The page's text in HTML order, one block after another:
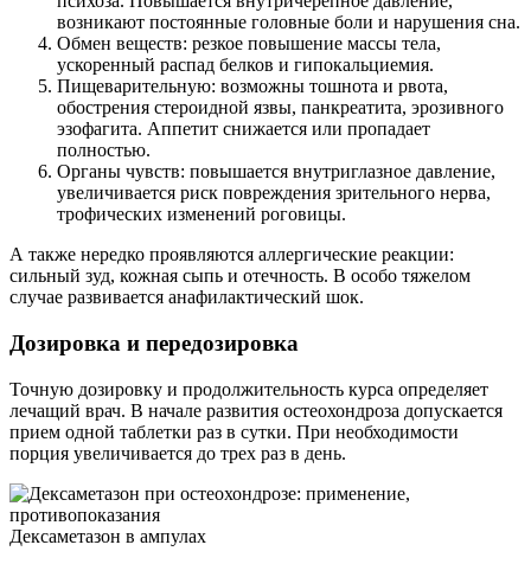
возникают постоянные головные боли и нарушения сна.
Обмен веществ: резкое повышение массы тела,
ускоренный распад белков и гипокальциемия.
Пищеварительную: возможны тошнота и рвота,
обострения стероидной язвы, панкреатита, эрозивного
эзофагита. Аппетит снижается или пропадает
полностью.
Органы чувств: повышается внутриглазное давление,
увеличивается риск повреждения зрительного нерва,
трофических изменений роговицы.
А также нередко проявляются аллергические реакции:
сильный зуд, кожная сыпь и отечность. В особо тяжелом
случае развивается анафилактический шок.
Дозировка и передозировка
Точную дозировку и продолжительность курса определяет
лечащий врач. В начале развития остеохондроза допускается
прием одной таблетки раз в сутки. При необходимости
порция увеличивается до трех раз в день.
Дексаметазон в ампулах